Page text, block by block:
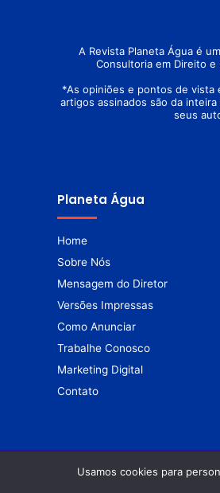
A Revista Planeta Água é
Consultoria em Direito e
*As opiniões e pontos de vista
artigos assinados são da
seus
Planeta Água
Home
Sobre Nós
Mensagem do Diretor
Versões Impressas
Como Anunciar
Trabalhe Conosco
Marketing Digital
Contato
© Copyright 2026. Todos os
Usamos cookies para